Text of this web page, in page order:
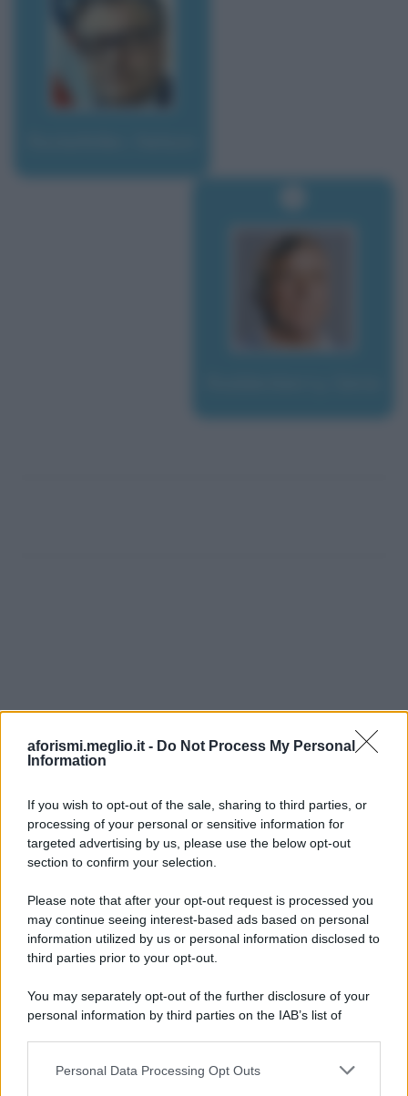
aforismi.meglio.it - Do Not Process My Personal
Information
If you wish to opt-out of the sale, sharing to third parties, or
processing of your personal or sensitive information for
targeted advertising by us, please use the below opt-out
section to confirm your selection.
Please note that after your opt-out request is processed you
may continue seeing interest-based ads based on personal
information utilized by us or personal information disclosed to
third parties prior to your opt-out.
You may separately opt-out of the further disclosure of your
personal information by third parties on the IAB’s list of
This information may also be disclosed by us to third parties
Personal Data Processing Opt Outs
Ricevi LE FRASI PIÙ BELLE via e-mail
E-mail